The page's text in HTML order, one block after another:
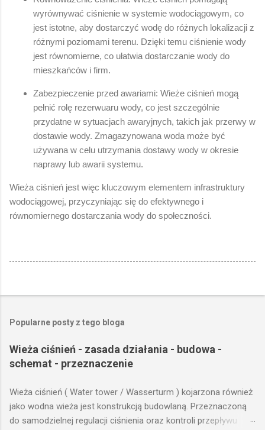
wyrównywać ciśnienie w systemie wodociągowym, co
jest istotne, aby dostarczyć wodę do różnych lokalizacji z
różnymi poziomami terenu. Dzięki temu ciśnienie wody
jest równomierne, co ułatwia dostarczanie wody do
mieszkańców i firm.
Zabezpieczenie przed awariami: Wieże ciśnień mogą
pełnić rolę rezerwuaru wody, co jest szczególnie
przydatne w sytuacjach awaryjnych, takich jak przerwy w
dostawie wody. Zmagazynowana woda może być
używana w celu utrzymania dostawy wody w okresie
naprawy lub awarii systemu.
Wieża ciśnień jest więc kluczowym elementem infrastruktury
wodociągowej, przyczyniając się do efektywnego i
równomiernego dostarczania wody do społeczności.
Popularne posty z tego bloga
Wieża ciśnień - zasada działania - budowa -
schemat - przeznaczenie
Wieża ciśnień ( Water tower / Wasserturm ) kojarzona również
jako wodna wieża jest konstrukcją budowlaną. Przeznaczoną
do samodzielnej regulacji ciśnienia oraz kontroli przepływu